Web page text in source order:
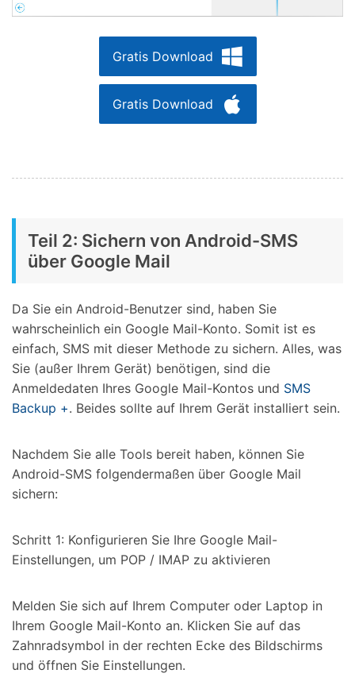
Gratis Download
Gratis Download
Teil 2: Sichern von Android-SMS
über Google Mail
Da Sie ein Android-Benutzer sind, haben Sie
wahrscheinlich ein Google Mail-Konto. Somit ist es
einfach, SMS mit dieser Methode zu sichern. Alles, was
Sie (außer Ihrem Gerät) benötigen, sind die
Anmeldedaten Ihres Google Mail-Kontos und SMS
Backup +. Beides sollte auf Ihrem Gerät installiert sein.
Nachdem Sie alle Tools bereit haben, können Sie
Android-SMS folgendermaßen über Google Mail
sichern:
Schritt 1: Konfigurieren Sie Ihre Google Mail-
Einstellungen, um POP / IMAP zu aktivieren
Melden Sie sich auf Ihrem Computer oder Laptop in
Ihrem Google Mail-Konto an. Klicken Sie auf das
Zahnradsymbol in der rechten Ecke des Bildschirms
und öffnen Sie Einstellungen.